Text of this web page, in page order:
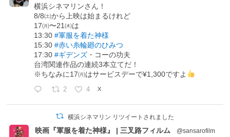
横浜シネマリンさん！
8/8㈯から上映は始まるけれど
17㈪〜21㈭は
13:30#軍服を着た神様
15:30#赤い糸輪廻のひみつ
17:30#ギデンズ ・コーの功夫
台湾関連作品の連続3本立てだ！
※ちなみに17㈪はサービスデーで¥1,300ですよ
2 4 X
横浜シネマリン リツイートされました
映画『軍服を着た神様』 | 三叉路フィルム
@sansarofilm